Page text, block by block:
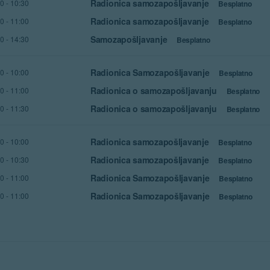
- 10:30 Radionica samozapošljavanje Besplatno
- 11:00 Radionica samozapošljavanje Besplatno
- 14:30 Samozapošljavanje Besplatno
- 10:00 Radionica Samozapošljavanje Besplatno
- 11:00 Radionica o samozapošljavanju Besplatno
- 11:30 Radionica o samozapošljavanju Besplatno
- 10:00 Radionica samozapošljavanje Besplatno
- 10:30 Radionica samozapošljavanje Besplatno
- 11:00 Radionica Samozapošljavanje Besplatno
- 11:00 Radionica Samozapošljavanje Besplatno